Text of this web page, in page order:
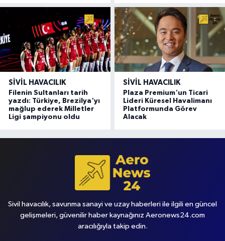
SIVIL HAVACILIK
Filenin Sultanları tarih
yazdı: Türkiye, Brezilya'yı
mağlup ederek Milletler
Ligi şampiyonu oldu
SIVIL HAVACILIK
Plaza Premium'un Ticari
Lideri Küresel Havalimanı
Platformunda Görev
Alacak
Sivil havacılık, savunma sanayi ve uzay haberleri ile ilgili en güncel
gelişmeleri, güvenilir haber kaynağınız Aeronews24.com
aracılığıyla takip edin.